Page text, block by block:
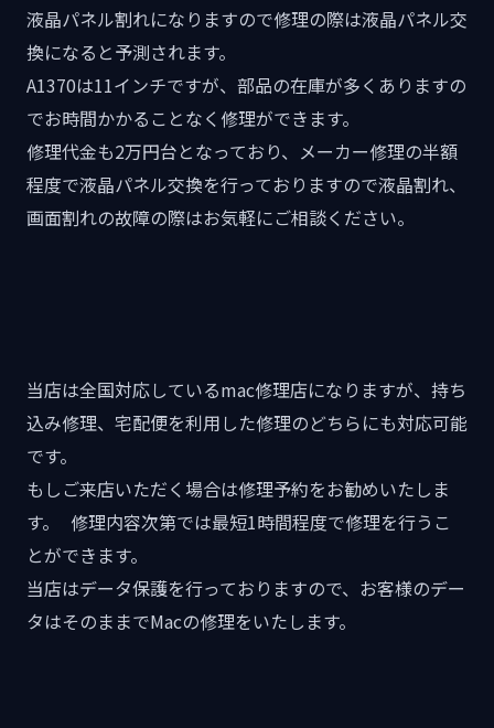
液晶パネル割れになりますので修理の際は液晶パネル交
換になると予測されます。
A1370は11インチですが、部品の在庫が多くありますの
でお時間かかることなく修理ができます。
修理代金も2万円台となっており、メーカー修理の半額
程度で液晶パネル交換を行っておりますので液晶割れ、
画面割れの故障の際はお気軽にご相談ください。
当店は全国対応しているmac修理店になりますが、持ち
込み修理、宅配便を利用した修理のどちらにも対応可能
です。
もしご来店いただく場合は修理予約をお勧めいたしま
す。 修理内容次第では最短1時間程度で修理を行うこ
とができます。
当店はデータ保護を行っておりますので、お客様のデー
タはそのままでMacの修理をいたします。